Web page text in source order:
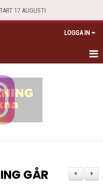
17 AUGUSTI
LOGGA IN
>
<
GÅR